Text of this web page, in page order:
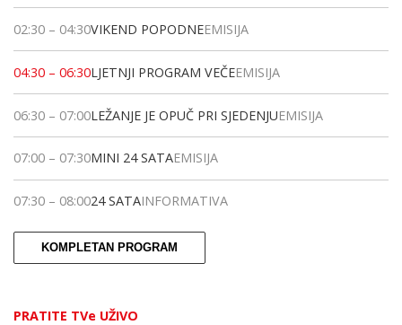
02:30 – 04:30VIKEND POPODNEEMISIJA
04:30 – 06:30LJETNJI PROGRAM VEČEEMISIJA
06:30 – 07:00LEŽANJE JE OPUČ PRI SJEDENJUEMISIJA
07:00 – 07:30MINI 24 SATAEMISIJA
07:30 – 08:0024 SATAINFORMATIVA
KOMPLETAN PROGRAM
PRATITE TVe UŽIVO